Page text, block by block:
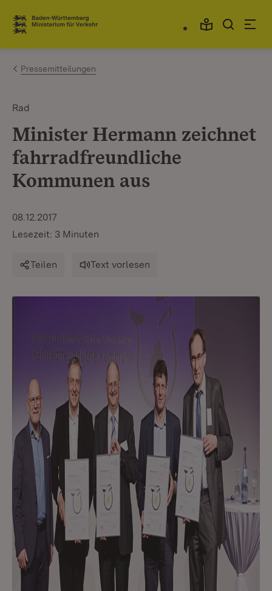
Zum Inhalt springen
Link zur Startseite
Pressemitteilungen
Rad
Minister Hermann zeichnet
fahrradfreundliche
Kommunen aus
08.12.2017
Lesezeit: 3 Minuten
Teilen Text vorlesen